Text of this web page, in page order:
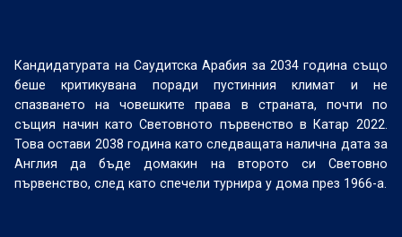
Кандидатурата на Саудитска Арабия за 2034 година също
беше критикувана поради пустинния климат и не
спазването на човешките права в страната, почти по
същия начин като Световното първенство в Катар 2022.
Това остави 2038 година като следващата налична дата за
Англия да бъде домакин на второто си Световно
първенство, след като спечели турнира у дома през 1966-а.